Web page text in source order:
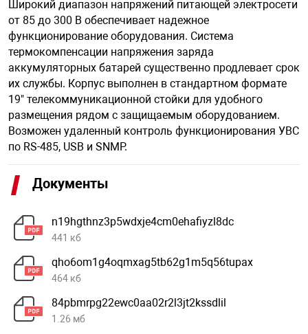
безопасность
оборудование
Широкий диапазон напряжений питающей электросети
от 85 до 300 В обеспечивает надежное
функционирование оборудования. Система
термокомпенсации напряжения заряда
аккумуляторных батарей существенно продлевает срок
их службы. Корпус выполнен в стандартном формате
19" телекоммуникационной стойки для удобного
размещения рядом с защищаемым оборудованием.
Возможен удаленный контроль функционирования УВС
по RS-485, USB и SNMP.
Документы
n19hgthnz3p5wdxje4cm0ehafiyzl8dc
441 кб
qho6om1g4oqmxag5tb62g1m5q56tupax
464 кб
84pbmrpg22ewc0aa02r2l3jt2kssdlil
1.26 мб